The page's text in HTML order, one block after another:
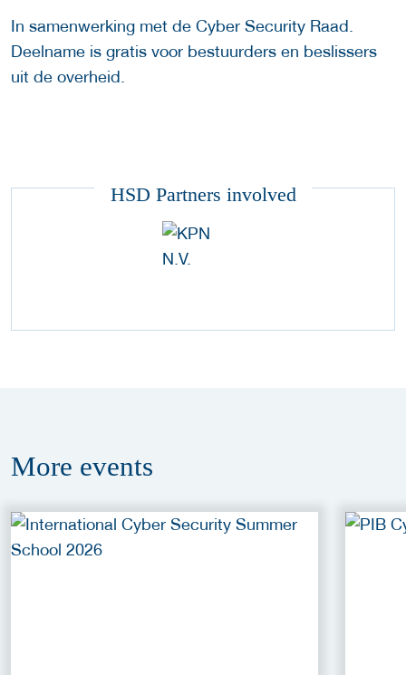
In samenwerking met de Cyber Security Raad.
Deelname is gratis voor bestuurders en beslissers
uit de overheid.
HSD Partners involved
More events